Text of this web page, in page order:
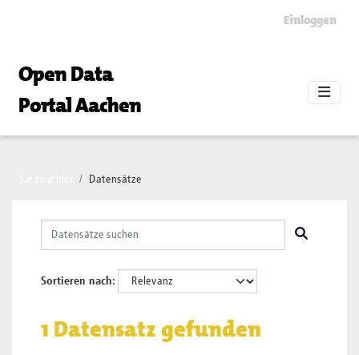
Einloggen
Open Data
Portal Aachen
Datensätze
Sortieren nach
1 Datensatz gefunden